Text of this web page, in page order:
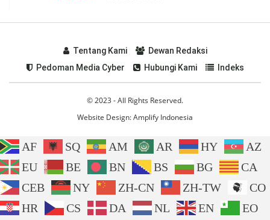
Tentang Kami
Dewan Redaksi
Pedoman Media Cyber
Hubungi Kami Indeks
© 2023 - All Rights Reserved.
Website Design:Amplify Indonesia
AF SQ AM AR HY
AZ
EU
BE BN BS BG
CA
CEB
NY ZH-CN ZH-TW
CO
HR
CS DA NL EN
EO